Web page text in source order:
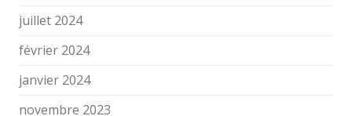
juillet 2024
février 2024
janvier 2024
novembre 2023